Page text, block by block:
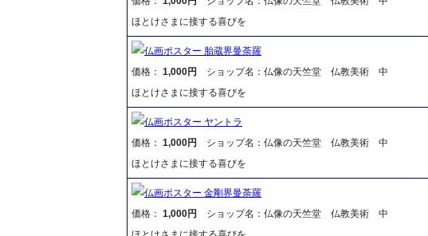
ほとけさまに接する喜びを
仏画ポスター 胎蔵界曼荼羅
価格： 1,000円
ショップ名：仏像の天竺堂 仏教美術 中
ほとけさまに接する喜びを
仏画ポスター ヤントラ
価格： 1,000円
ショップ名：仏像の天竺堂 仏教美術 中
ほとけさまに接する喜びを
仏画ポスター 金剛界曼荼羅
価格： 1,000円
ショップ名：仏像の天竺堂 仏教美術 中